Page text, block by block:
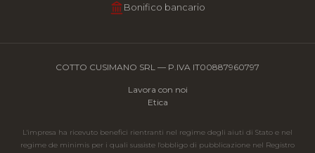
Bonifico bancario
COTTO CUSIMANO SRL — P.IVA IT00887960797
Lavora con noi
Etica
L'impresa ha ricevuto benefici rientranti nel regime degli aiuti di Stato e nel
regime de minimis per i quali sussiste l'obbligo di pubblicazione nel Registro